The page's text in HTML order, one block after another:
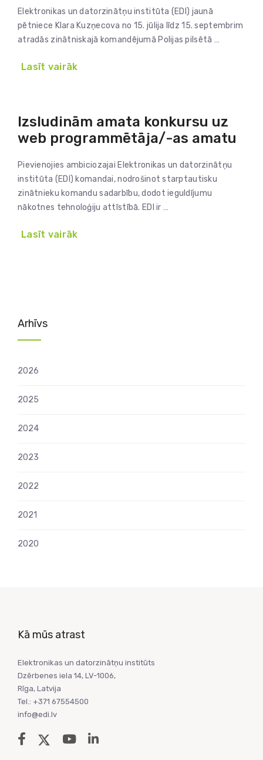
Elektronikas un datorzinātņu institūta (EDI) jaunā
pētniece Klara Kuzņecova no 15. jūlija līdz 15. septembrim
atradās zinātniskajā komandējumā Polijas pilsētā …
Lasīt vairāk
Izsludinām amata konkursu uz
web programmētāja/-as amatu
Pievienojies ambiciozajai Elektronikas un datorzinātņu
institūta (EDI) komandai, nodrošinot starptautisku
zinātnieku komandu sadarbību, dodot ieguldījumu
nākotnes tehnoloģiju attīstībā. EDI ir …
Lasīt vairāk
Arhīvs
2026
2025
2024
2023
2022
2021
2020
Kā mūs atrast
Elektronikas un datorzinātņu institūts
Dzērbenes iela 14, LV-1006,
Rīga, Latvija
Tel.: +371 67554500
info@edi.lv